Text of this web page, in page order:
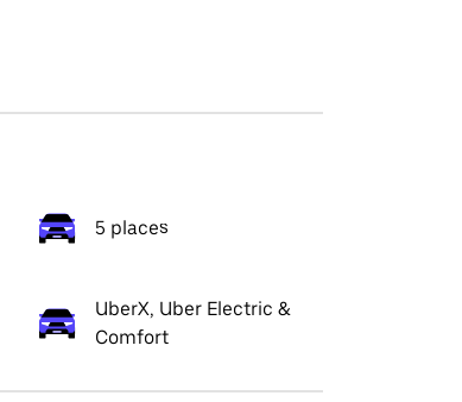
5 places
UberX, Uber Electric &
Comfort